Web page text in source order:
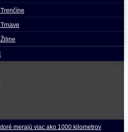
merajú viac ako 1000 kilometrov